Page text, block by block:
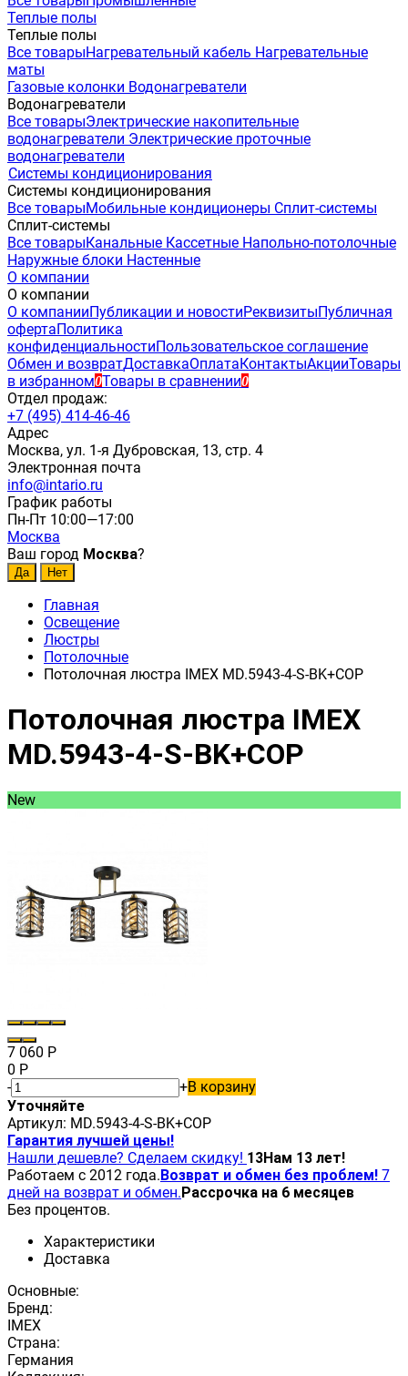
Теплые полы
Теплые полы
Все товарыНагревательный кабель Нагревательные
маты
Газовые колонки Водонагреватели
Водонагреватели
Все товарыЭлектрические накопительные
водонагреватели Электрические проточные
водонагреватели
Системы кондиционирования
Системы кондиционирования
Все товарыМобильные кондиционеры Сплит-системы
Сплит-системы
Все товарыКанальные Кассетные Напольно-потолочные
Наружные блоки Настенные
О компании
О компании
О компанииПубликации и новостиРеквизитыПубличная
офертаПолитика
конфиденциальностиПользовательское соглашение
Обмен и возвратДоставкаОплатаКонтактыАкцииТовары
в избранном0Товары в сравнении0
Отдел продаж:
+7 (495) 414-46-46
Адрес
Москва, ул. 1-я Дубровская, 13, стр. 4
Электронная почта
info@intario.ru
График работы
Пн-Пт 10:00—17:00
Москва
Ваш город Москва?
Главная
Освещение
Люстры
Потолочные
Потолочная люстра IMEX MD.5943-4-S-BK+COP
Потолочная люстра IMEX
MD.5943-4-S-BK+COP
New
7 060 Р
0 Р
-
+В корзину
Уточняйте
Артикул: MD.5943-4-S-BK+COP
Гарантия лучшей цены!
Нашли дешевле? Сделаем скидку! 13Нам 13 лет!
Работаем с 2012 года.Возврат и обмен без проблем! 7
дней на возврат и обмен.Рассрочка на 6 месяцев
Без процентов.
Характеристики
Доставка
Основные:
Бренд:
IMEX
Страна:
Германия